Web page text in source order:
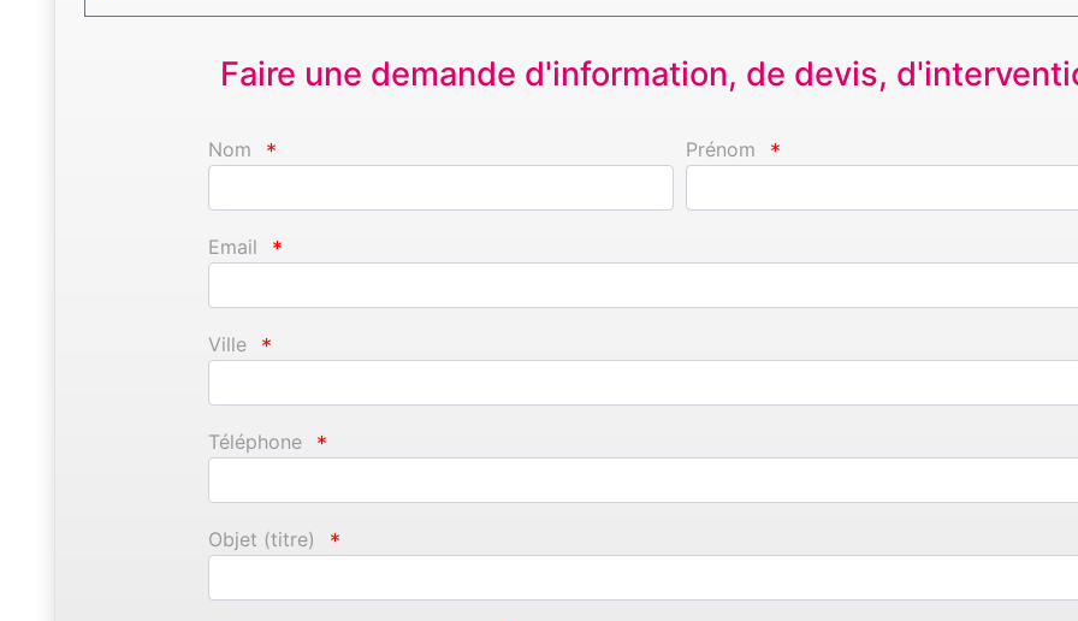
Faire une demande d'information, de devis,
Nom * Prénom *
Email *
Ville *
Téléphone *
Objet (titre) *